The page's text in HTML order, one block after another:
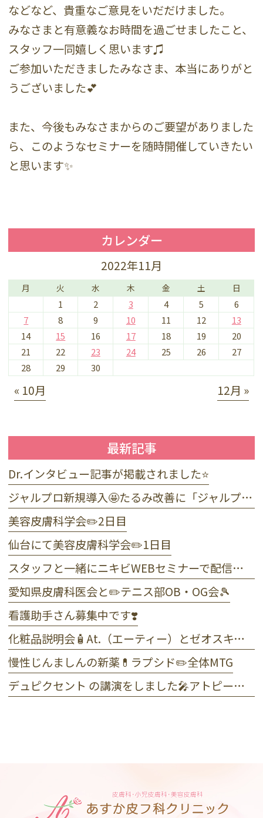
などなど、貴重なご意見をいだだけました。
みなさまと有意義なお時間を過ごせましたこと、
スタッフ一同嬉しく思います♫
ご参加いただきましたみなさま、本当にありがと
うございました💕
また、今後もみなさまからのご要望がありました
ら、このようなセミナーを随時開催していきたい
と思います✨
カレンダー
2022年11月
月 火 水 木 金 土 日
1 2 3 4 5
6
7
8 9 10 11 12
13
14
15 16 17 18 19
20
21
22 23 24 25 26
27
28
29 30
« 10月 12月 »
最新記事
Dr.インタビュー記事が掲載されました⭐️
ジャルプロ新規導入🤩たるみ改善に「ジャルプロ・スーパーハイドロ」💉目元のくま・小じわに「ジャルプロヤングアイ」👀
美容皮膚科学会✏️2日目
仙台にて美容皮膚科学会✏️1日目
スタッフと一緒にニキビWEBセミナーで配信しました☺️
愛知県皮膚科医会と✏️テニス部OB・OG会🎾
看護助手さん募集中です❣️
化粧品説明会🧴At.（エーティー）とゼオスキンヘルス
慢性じんましんの新薬💊ラプシド✏️全体MTG
デュピクセント の講演をしました🎤アトピー性皮膚炎